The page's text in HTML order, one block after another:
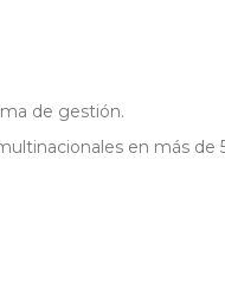
de gestión.
en más de